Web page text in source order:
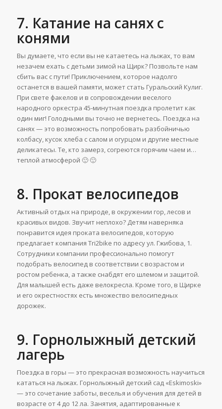
7. Катание на санях с
конями
Вы думаете, что если вы не катаетесь на лыжах, то вам
незачем ехать с детьми зимой на Щирк? Позвольте нам
сбить вас с пути! Приключением, которое надолго
останется в вашей памяти, может стать Гуральский Кулиг.
При свете факелов и в сопровождении веселого
народного оркестра 45-минутная поездка пролетит как
один миг! Голодными вы точно не вернетесь. Поездка на
санях — это возможность попробовать разбойничью
колбасу, кусок хлеба с салом и огурцом и другие местные
деликатесы. Те, кто замерз, согреются горячим чаем и…
теплой атмосферой 🙂 🙂
8. Прокат велосипедов
Активный отдых на природе, в окружении гор, лесов и
красивых видов. Звучит неплохо? Детям наверняка
понравится идея проката велосипедов, которую
предлагает компания Tri2bike по адресу ул. Гжибова, 1.
Сотрудники компании профессионально помогут
подобрать велосипед в соответствии с возрастом и
ростом ребенка, а также снабдят его шлемом и защитой.
Для малышей есть даже велокресла. Кроме того, в Щирке
и его окрестностях есть множество велосипедных
дорожек.
9. Горнолыжный детский
лагерь
Поездка в горы — это прекрасная возможность научиться
кататься на лыжах. Горнолыжный детский сад «Eskimoski»
— это сочетание заботы, веселья и обучения для детей в
возрасте от 4 до 12 ла. Занятия, адаптированные к